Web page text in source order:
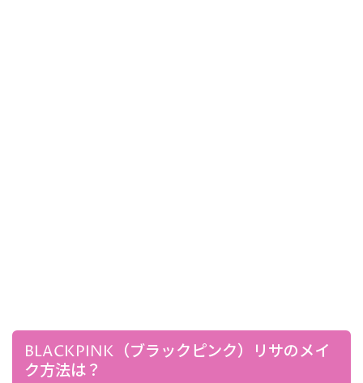
BLACKPINK（ブラックピンク）リサのメイ
ク方法は？